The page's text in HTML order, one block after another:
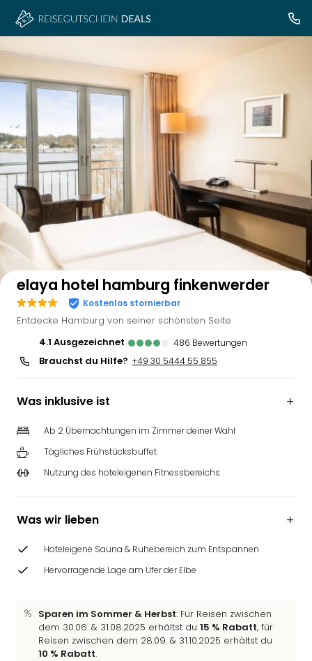
Auf der Karte anzeigen
elaya hotel hamburg finkenwerder
Kostenlos stornierbar
Entdecke Hamburg von seiner schönsten Seite
4.1
ausgezeichnet 486 Bewertungen
Brauchst du Hilfe? +49 30 5444 55 855
Was inklusive ist
Ab 2 Übernachtungen im Zimmer deiner Wahl
Tägliches Frühstücksbuffet
Nutzung des hoteleigenen Fitnessbereichs
Was wir lieben
Hoteleigene Sauna & Ruhebereich zum Entspannen
Hervorragende Lage am Ufer der Elbe
Sparen im Sommer & Herbst: Für Reisen zwischen
dem 30.06. & 31.08.2025 erhältst du 15 % Rabatt, für
Reisen zwischen dem 28.09. & 31.10.2025 erhältst du
10 % Rabatt.